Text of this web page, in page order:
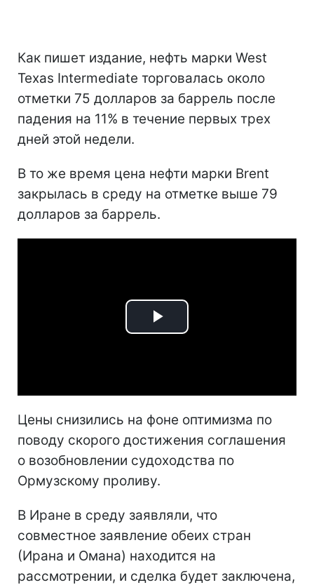
Как пишет издание, нефть марки West
Texas Intermediate торговалась около
отметки 75 долларов за баррель после
падения на 11% в течение первых трех
дней этой недели.
В то же время цена нефти марки Brent
закрылась в среду на отметке выше 79
долларов за баррель.
Play
Цены снизились на фоне оптимизма по
поводу скорого достижения соглашения
о возобновлении судоходства по
Ормузскому проливу.
В Иране в среду заявляли, что
совместное заявление обеих стран
(Ирана и Омана) находится на
рассмотрении, и сделка будет заключена,